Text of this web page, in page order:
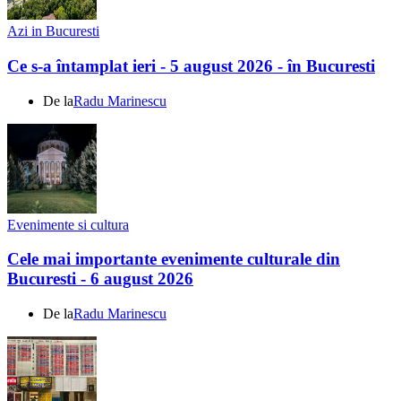
Azi in Bucuresti
Ce s-a întamplat ieri - 5 august 2026 - în Bucuresti
De laRadu Marinescu
Evenimente si cultura
Cele mai importante evenimente culturale din
Bucuresti - 6 august 2026
De laRadu Marinescu